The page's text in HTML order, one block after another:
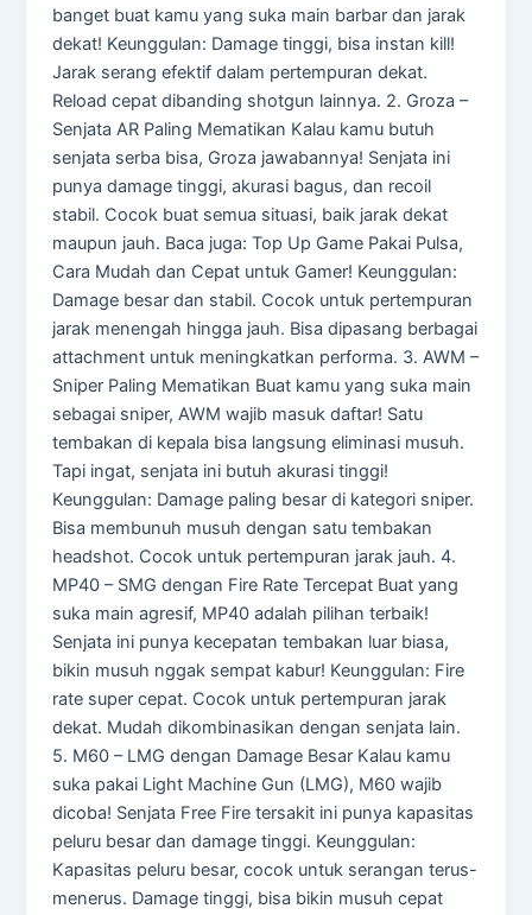
banget buat kamu yang suka main barbar dan jarak
dekat! Keunggulan: Damage tinggi, bisa instan kill!
Jarak serang efektif dalam pertempuran dekat.
Reload cepat dibanding shotgun lainnya. 2. Groza –
Senjata AR Paling Mematikan Kalau kamu butuh
senjata serba bisa, Groza jawabannya! Senjata ini
punya damage tinggi, akurasi bagus, dan recoil
stabil. Cocok buat semua situasi, baik jarak dekat
maupun jauh. Baca juga: Top Up Game Pakai Pulsa,
Cara Mudah dan Cepat untuk Gamer! Keunggulan:
Damage besar dan stabil. Cocok untuk pertempuran
jarak menengah hingga jauh. Bisa dipasang berbagai
attachment untuk meningkatkan performa. 3. AWM –
Sniper Paling Mematikan Buat kamu yang suka main
sebagai sniper, AWM wajib masuk daftar! Satu
tembakan di kepala bisa langsung eliminasi musuh.
Tapi ingat, senjata ini butuh akurasi tinggi!
Keunggulan: Damage paling besar di kategori sniper.
Bisa membunuh musuh dengan satu tembakan
headshot. Cocok untuk pertempuran jarak jauh. 4.
MP40 – SMG dengan Fire Rate Tercepat Buat yang
suka main agresif, MP40 adalah pilihan terbaik!
Senjata ini punya kecepatan tembakan luar biasa,
bikin musuh nggak sempat kabur! Keunggulan: Fire
rate super cepat. Cocok untuk pertempuran jarak
dekat. Mudah dikombinasikan dengan senjata lain.
5. M60 – LMG dengan Damage Besar Kalau kamu
suka pakai Light Machine Gun (LMG), M60 wajib
dicoba! Senjata Free Fire tersakit ini punya kapasitas
peluru besar dan damage tinggi. Keunggulan:
Kapasitas peluru besar, cocok untuk serangan terus-
menerus. Damage tinggi, bisa bikin musuh cepat